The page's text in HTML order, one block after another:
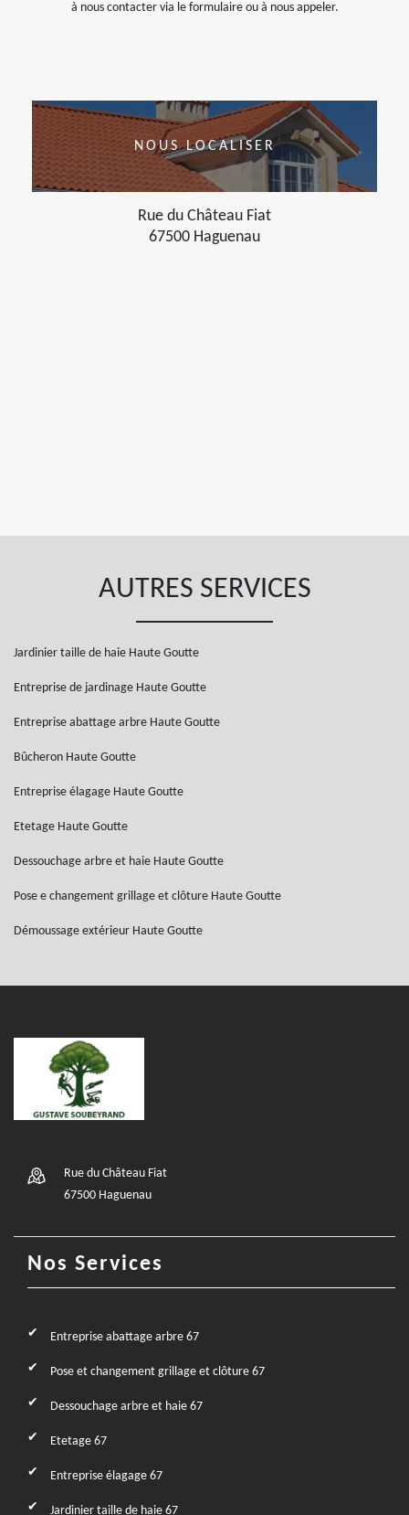
à nous contacter via le formulaire ou à nous appeler.
NOUS LOCALISER
Rue du Château Fiat
67500 Haguenau
AUTRES SERVICES
Jardinier taille de haie Haute Goutte
Entreprise de jardinage Haute Goutte
Entreprise abattage arbre Haute Goutte
Bûcheron Haute Goutte
Entreprise élagage Haute Goutte
Etetage Haute Goutte
Dessouchage arbre et haie Haute Goutte
Pose e changement grillage et clôture Haute Goutte
Démoussage extérieur Haute Goutte
Rue du Château Fiat
67500 Haguenau
Nos Services
Entreprise abattage arbre 67
Pose et changement grillage et clôture 67
Dessouchage arbre et haie 67
Etetage 67
Entreprise élagage 67
Jardinier taille de haie 67